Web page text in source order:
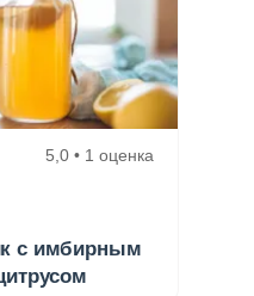
5,0 • 1 оценка
с имбирным